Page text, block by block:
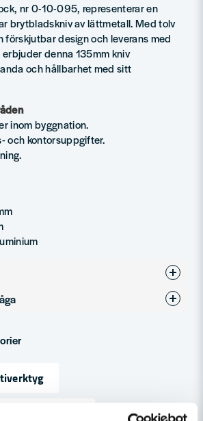
nr 0-10-095, representerar en
brytbladskniv av lättmetall. Med tolv
förskjutbar design och leverans med
denna 135mm kniv
och hållbarhet med sitt
inom byggnation.
och kontorsuppgifter.
denna produkten...